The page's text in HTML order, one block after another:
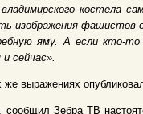
владимирского костела
изображения
яму. А если кто-
сейчас».
выражениях
сообщил Зебра ТВ